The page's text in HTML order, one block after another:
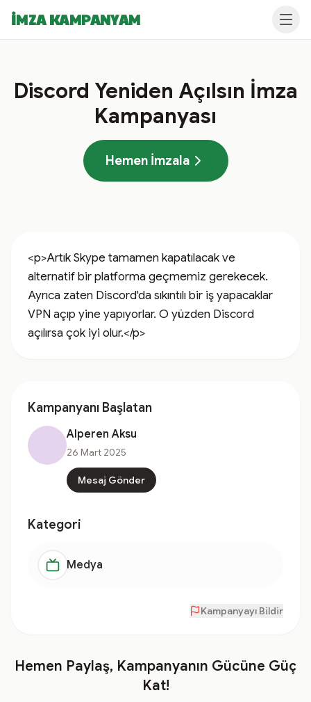
İMZA KAMPANYAM
Discord Yeniden Açılsın İmza
Kampanyası
Hemen İmzala
<p>Artık Skype tamamen kapatılacak ve
alternatif bir platforma geçmemiz gerekecek.
Ayrıca zaten Discord'da sıkıntılı bir iş yapacaklar
VPN açıp yine yapıyorlar. O yüzden Discord
açılırsa çok iyi olur.</p>
Kampanyanı Başlatan
Alperen Aksu
26 Mart 2025
Mesaj Gönder
Kategori
Medya
Kampanyayı Bildir
Hemen Paylaş, Kampanyanın Gücüne Güç
Kat!